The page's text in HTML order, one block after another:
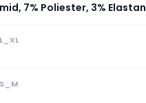
7% Poliester, 3% Elastan